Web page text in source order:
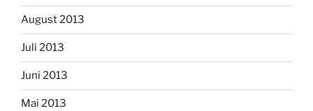
August 2013
Juli 2013
Juni 2013
Mai 2013